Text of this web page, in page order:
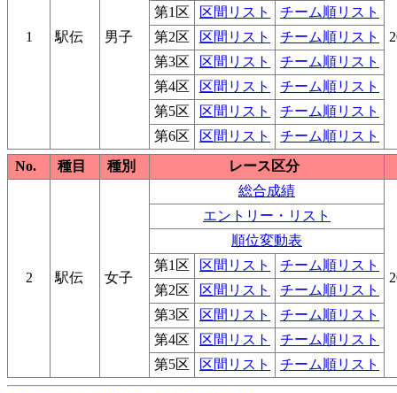
1 駅伝 男子
第1区
区間リスト
チーム順リスト
第2区
区間リスト
チーム順リスト
第3区
区間リスト
チーム順リスト
第4区
区間リスト
チーム順リスト
第5区
区間リスト
チーム順リスト
第6区
区間リスト
チーム順リスト
No.
種目 種別 レース区分
2 駅伝 女子
総合成績
エントリー・リスト
順位変動表
第1区
区間リスト
チーム順リスト
第2区
区間リスト
チーム順リスト
第3区
区間リスト
チーム順リスト
第4区
区間リスト
チーム順リスト
第5区
区間リスト チーム順リスト